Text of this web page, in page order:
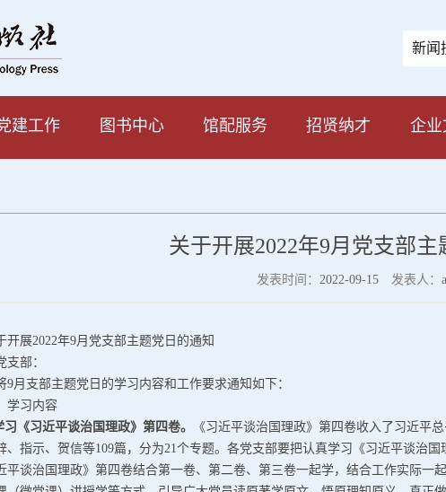
新闻
建工作 图书中心 馆配服务 招贤纳才 企
关于开展2022年9月党支部主
发表时间： 2022-09-15 发表人：
开展2022年9月党支部主题党日的通知
支部：
9月支部主题党日的学习内容和工作要求通知如下：
学习内容
习《习近平谈治国理政》第四卷。
《习近平谈治国理政》第四卷收入了习近平
、指示、贺信等109篇，分为21个专题。各党支部要把认真学习《习近平谈治
平谈治国理政》第四卷结合第一卷、第二卷、第三卷一起学，结合工作实际一